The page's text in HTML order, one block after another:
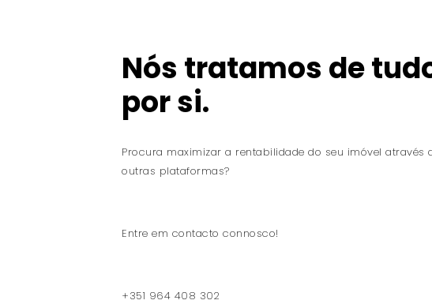
Nós tratamos de
por si.
Procura maximizar a rentabilidade do seu imóvel através
outras plataformas?
Entre em contacto connosco!
+351 964 408 302